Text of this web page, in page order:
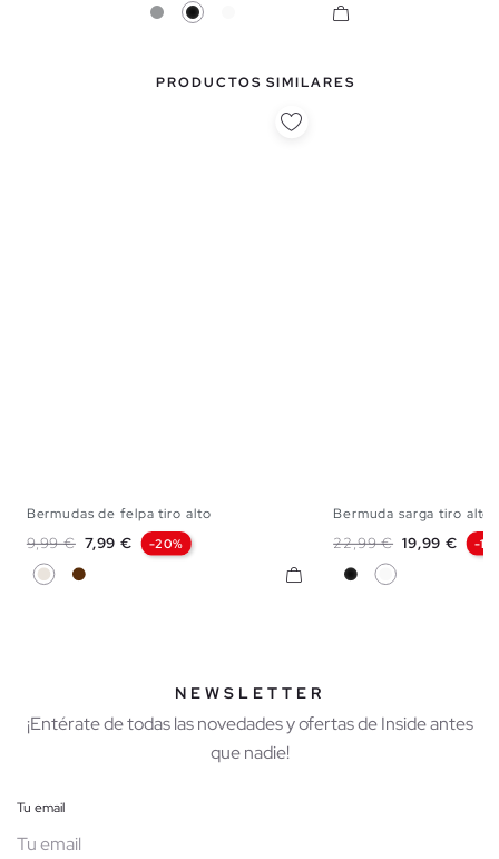
PRODUCTOS SIMILARES
Bermudas de felpa tiro alto
Precio base
9,99 € Precio
7,99 € -20%
CrudoChocolate
38
Bermuda sarga tiro alto
Precio base
22,99 € Precio
19,99 € -
NegroBlanco
NEWSLETTER
¡Entérate de todas las novedades y ofertas de Inside antes
que nadie!
Tu email